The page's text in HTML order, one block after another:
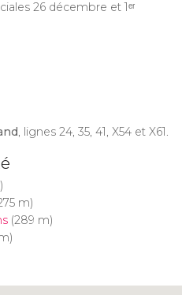
26 décembre et 1ᵉʳ
, lignes 24, 35, 41, X54 et X61.
m)
(289 m)